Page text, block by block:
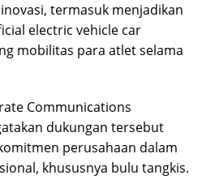
termasuk menjadikan
electric vehicle car
mobilitas para atlet selama
Communications
dukungan tersebut
perusahaan dalam
khususnya bulu tangkis.